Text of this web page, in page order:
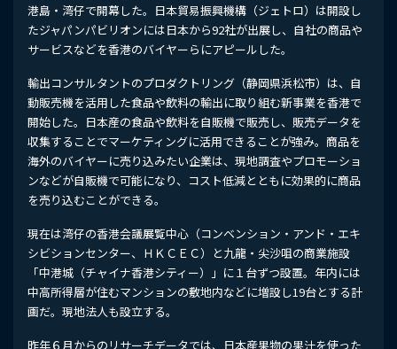
港島・湾仔で開幕した。日本貿易振興機構（ジェトロ）は開設し
たジャパンパビリオンには日本から92社が出展し、自社の商品や
サービスなどを香港のバイヤーらにアピールした。
輸出コンサルタントのプロダクトリング（静岡県浜松市）は、自
動販売機を活用した食品や飲料の輸出に取り組む新事業を香港で
開始した。日本産の食品や飲料を自販機で販売し、販売データを
収集することでマーケティングに活用できることが強み。商品を
海外のバイヤーに売り込みたい企業は、現地調査やプロモーショ
ンなどが自販機で可能になり、コスト低減とともに効果的に商品
を売り込むことができる。
現在は湾仔の香港会議展覧中心（コンベンション・アンド・エキ
シビションセンター、ＨＫＣＥＣ）と九龍・尖沙咀の商業施設
「中港城（チャイナ香港シティー）」に１台ずつ設置。年内には
中高所得層が住むマンションの敷地内などに増設し19台とする計
画だ。現地法人も設立する。
昨年６月からのリサーチデータでは、日本産果物の果汁を使った